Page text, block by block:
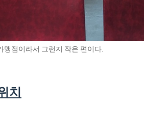
점이라서 그런지 작은 편이다.
치